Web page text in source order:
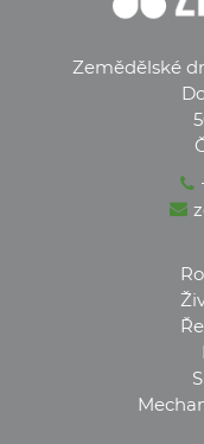
Zemědělské